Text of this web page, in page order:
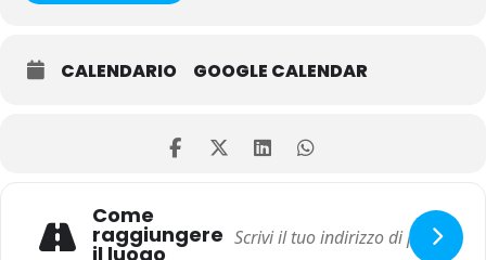
CALENDARIO GOOGLE CALENDAR
Come
raggiungere
il luogo